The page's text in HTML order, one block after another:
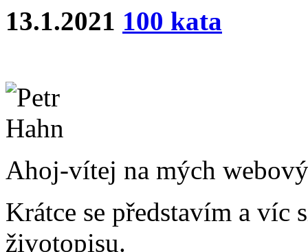
13.1.2021 100 kata
Ahoj-vítej na mých
Krátce se představím a víc
životopisu.